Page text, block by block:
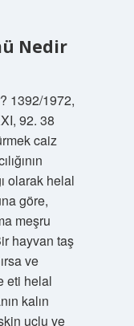
Nedir
1392/1972,
92. 38
caiz
olarak helal
göre,
meşru
hayvan taş
ve
eti helal
kalın
uçlu ve